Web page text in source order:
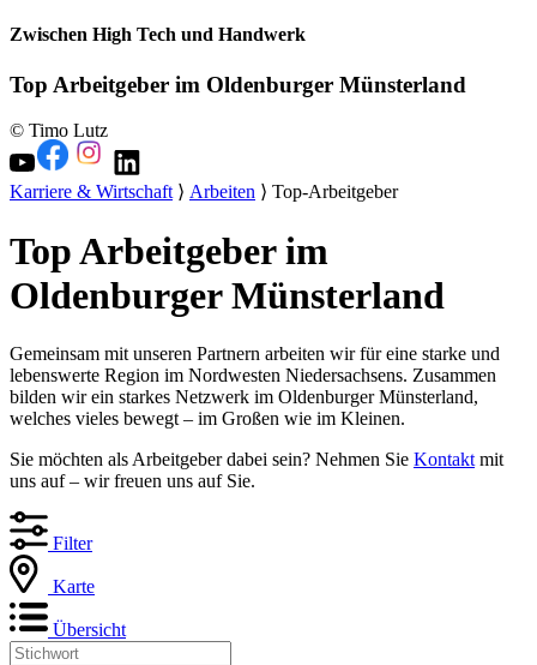
Zwischen High Tech und Handwerk
Top Arbeitgeber im Oldenburger Münsterland
© Timo Lutz
Karriere & Wirtschaft⟩ Arbeiten ⟩ Top-Arbeitgeber
Top Arbeitgeber im
Oldenburger Münsterland
Gemeinsam mit unseren Partnern arbeiten wir für eine starke und
lebenswerte Region im Nordwesten Niedersachsens. Zusammen
bilden wir ein starkes Netzwerk im Oldenburger Münsterland,
welches vieles bewegt – im Großen wie im Kleinen.
Sie möchten als Arbeitgeber dabei sein? Nehmen Sie Kontakt mit
uns auf – wir freuen uns auf Sie.
Filter
Karte
Übersicht